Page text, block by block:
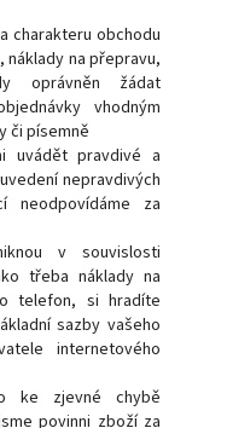
charakteru obchodu
na přepravu,
oprávněn žádat
vhodným
či písemně
uvádět pravdivé a
nepravdivých
neodpovídáme za
v souvislosti
třeba náklady na
telefon, si hradíte
sazby vašeho
internetového
ke zjevné chybě
povinni zboží za